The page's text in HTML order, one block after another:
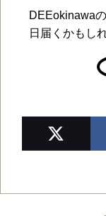
DEEokinawa
日届くかもし